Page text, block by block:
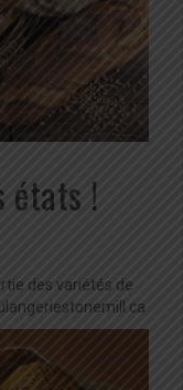
états !
des variétés de